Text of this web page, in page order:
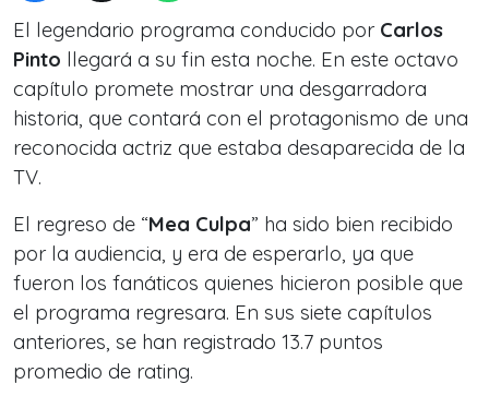
El legendario programa conducido por Carlos
Pinto llegará a su fin esta noche. En este octavo
capítulo promete mostrar una desgarradora
historia, que contará con el protagonismo de una
reconocida actriz que estaba desaparecida de la
TV.
El regreso de “Mea Culpa” ha sido bien recibido
por la audiencia, y era de esperarlo, ya que
fueron los fanáticos quienes hicieron posible que
el programa regresara. En sus siete capítulos
anteriores, se han registrado 13.7 puntos
promedio de rating.